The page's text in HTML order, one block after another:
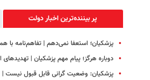
پر بیننده‌ترین اخبار دولت
پزشکیان؛ استعفا نمی‌دهم | تفاهم‌نامه
دوباره هرگز؛ پیام مهم پزشکیان |
پزشکیان: وضعیت گرانی قابل قبول نیست |